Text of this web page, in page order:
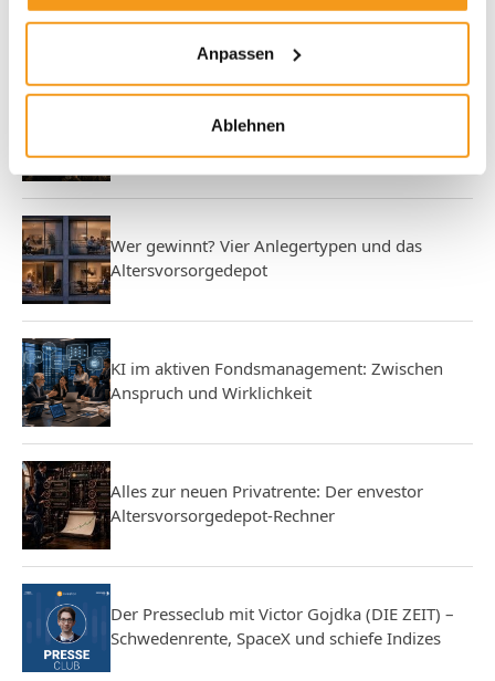
Anpassen
Ablehnen
Verwandte Artikel
KI-Aktien: Wie umgehen mit der
Wer gewinnt? Vier Anlegertypen und das
Altersvorsorgedepot
KI im aktiven Fondsmanagement: Zwischen
Anspruch und Wirklichkeit
Alles zur neuen Privatrente: Der envestor
Altersvorsorgedepot-Rechner
Der Presseclub mit Victor Gojdka (DIE ZEIT) –
Schwedenrente, SpaceX und schiefe Indizes